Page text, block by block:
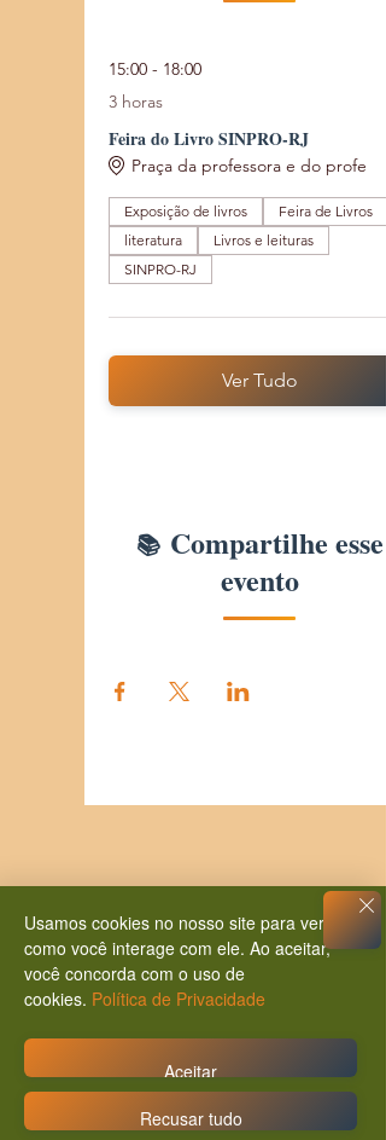
15:00 - 18:00
3 horas
Feira do Livro SINPRO-RJ
Praça da professora e do profe
Exposição de livros
Feira de Livros
literatura
Livros e leituras
SINPRO-RJ
Ver Tudo
Compartilhe esse
evento
Usamos cookies no nosso site para ver
como você interage com ele. Ao aceitar,
você concorda com o uso de
cookies. Política de Privacidade
Recusar tudo
Aceitar